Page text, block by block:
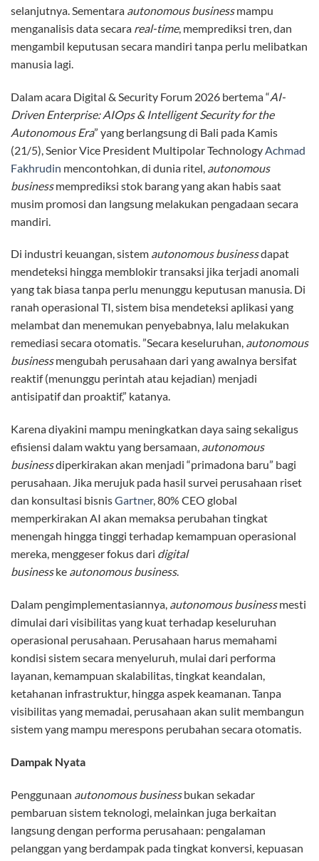
selanjutnya. Sementara autonomous businessmampu
menganalisis data secara real-time, memprediksi tren, dan
mengambil keputusan secara mandiri tanpa perlu melibatkan
manusia lagi.
Dalam acara Digital & Security Forum 2026 bertema “AI-
Driven Enterprise: AIOps & Intelligent Security for the
Autonomous Era” yang berlangsung di Bali pada Kamis
(21/5), Senior Vice President Multipolar Technology Achmad
Fakhrudin mencontohkan, di dunia ritel, autonomous
businessmemprediksi stok barang yang akan habis saat
musim promosi dan langsung melakukan pengadaan secara
mandiri.
Di industri keuangan, sistem autonomous businessdapat
mendeteksi hingga memblokir transaksi jika terjadi anomali
yang tak biasa tanpa perlu menunggu keputusan manusia. Di
ranah operasional TI, sistem bisa mendeteksi aplikasi yang
melambat dan menemukan penyebabnya, lalu melakukan
remediasi secara otomatis. ”Secara keseluruhan, autonomous
businessmengubah perusahaan dari yang awalnya bersifat
reaktif (menunggu perintah atau kejadian) menjadi
antisipatif dan proaktif,” katanya.
Karena diyakini mampu meningkatkan daya saing sekaligus
efisiensi dalam waktu yang bersamaan, autonomous
businessdiperkirakan akan menjadi “primadona baru” bagi
perusahaan. Jika merujuk pada hasil survei perusahaan riset
dan konsultasi bisnisGartner, 80% CEO global
memperkirakan AI akan memaksa perubahan tingkat
menengah hingga tinggi terhadap kemampuan operasional
mereka, menggeser fokus dari digital
businesske autonomous business.
Dalam pengimplementasiannya, autonomous businessmesti
dimulai dari visibilitas yang kuat terhadap keseluruhan
operasional perusahaan. Perusahaan harus memahami
kondisi sistem secara menyeluruh, mulai dari performa
layanan, kemampuan skalabilitas, tingkat keandalan,
ketahanan infrastruktur, hingga aspek keamanan. Tanpa
visibilitas yang memadai, perusahaan akan sulit membangun
sistem yang mampu merespons perubahan secara otomatis.
Dampak Nyata
Penggunaan autonomous businessbukan sekadar
pembaruan sistem teknologi, melainkan juga berkaitan
langsung dengan performa perusahaan: pengalaman
pelanggan yang berdampak pada tingkat konversi, kepuasan